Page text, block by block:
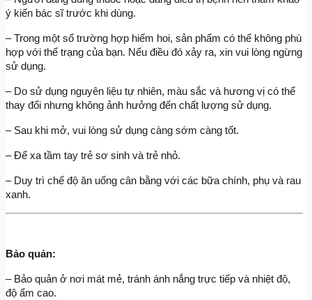
ý kiến bác sĩ trước khi dùng.
– Trong một số trường hợp hiếm hoi, sản phẩm có thể không phù
hợp với thể trạng của bạn. Nếu điều đó xảy ra, xin vui lòng ngừng
sử dụng.
– Do sử dụng nguyên liệu tự nhiên, màu sắc và hương vị có thể
thay đổi nhưng không ảnh hưởng đến chất lượng sử dụng.
– Sau khi mở, vui lòng sử dụng càng sớm càng tốt.
– Để xa tầm tay trẻ sơ sinh và trẻ nhỏ.
– Duy trì chế độ ăn uống cân bằng với các bữa chính, phụ và rau
xanh.
Bảo quản:
– Bảo quản ở nơi mát mẻ, tránh ánh nắng trực tiếp và nhiệt độ,
độ ẩm cao.